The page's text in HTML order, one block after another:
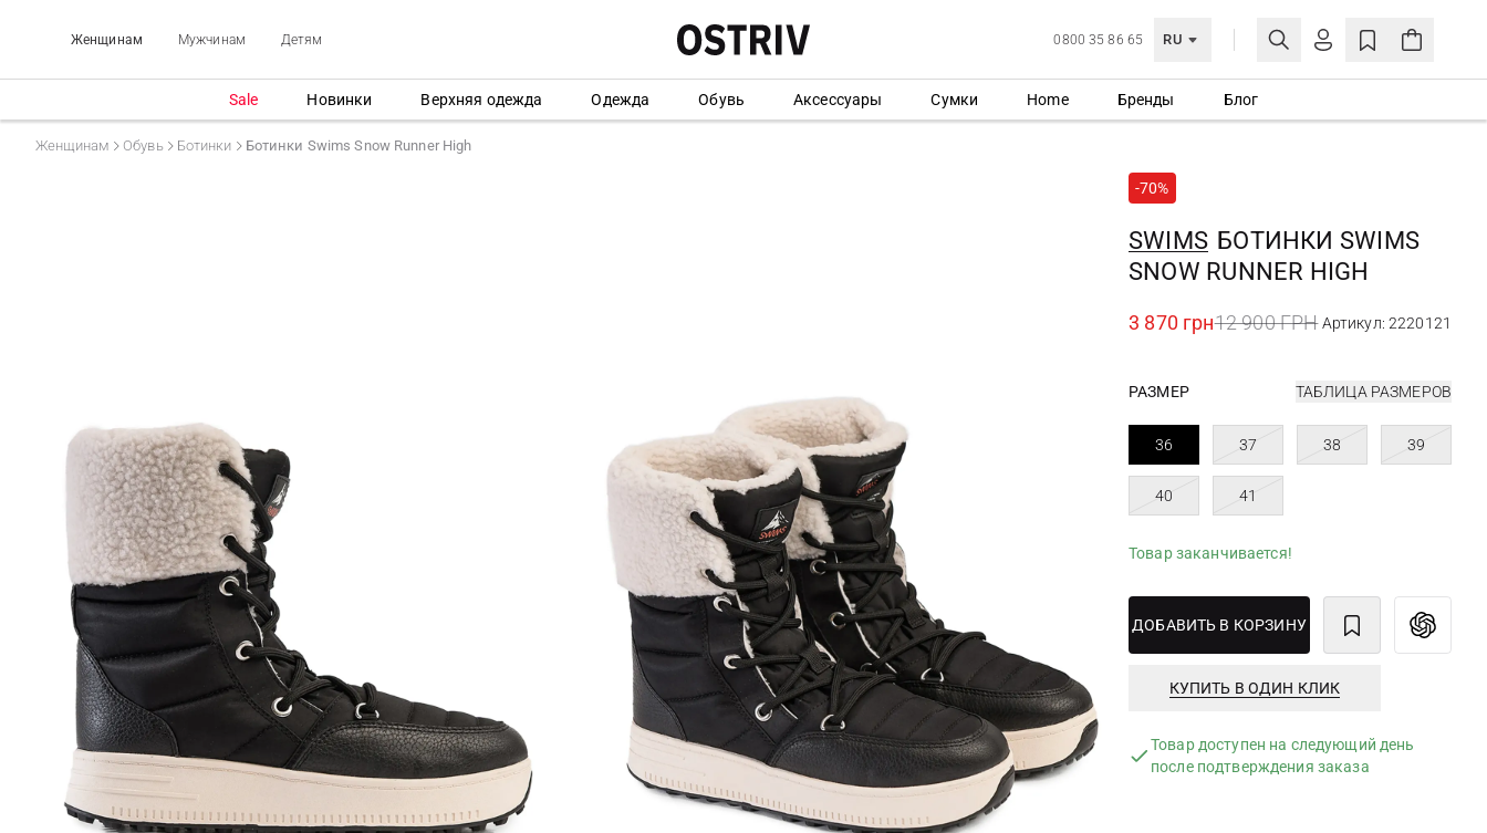
Женщинам Мужчинам Детям 0800 35 86 65 RU
ЛИЧНЫЙ КАБИНЕТ
СОЗДАТЬ УЧЕТНУЮ ЗАПИСЬ
Sale Новинки Верхняя одежда Одежда Обувь Аксессуары Сумки Home Бренды Блог
Женщинам Обувь Ботинки Ботинки Swims Snow Runner High
-70%
SWIMS БОТИНКИ SWIMS
SNOW RUNNER HIGH
3 870 грн12 900 ГРН Артикул: 2220121
РАЗМЕР ТАБЛИЦА РАЗМЕРОВ
36 37 38 39
40 41
Товар заканчивается!
ДОБАВИТЬ В КОРЗИНУ
КУПИТЬ В ОДИН КЛИК
Товар доступен на следующий день
после подтверждения заказа